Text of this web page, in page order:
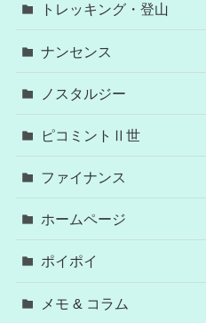
トレッキング・登山
ナンセンス
ノスタルジー
ピコミントⅡ世
ファイナンス
ホームページ
ポイポイ
メモ & コラム